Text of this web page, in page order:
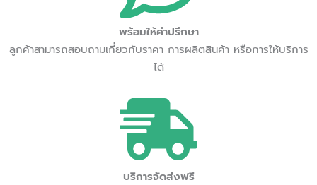
พร้อมให้คำปรึกษา
ลูกค้าสามารถสอบถามเกี่ยวกับราคา การผลิตสินค้า หรือการให้บริการ
ได้
บริการจัดส่งฟรี